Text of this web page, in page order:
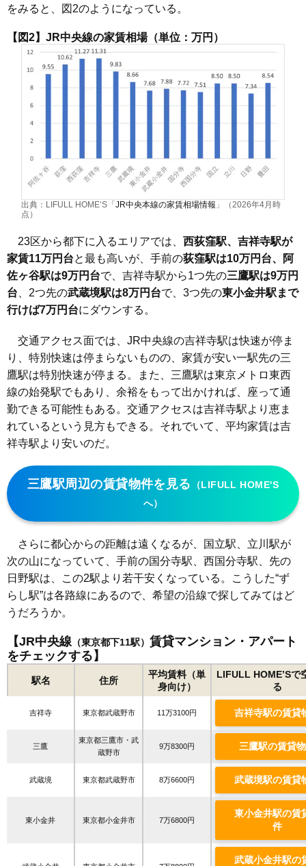
をみると、図2のようになっている。
【図2】JR中央線の家賃相場（単位：万円）
出典：LIFULL HOME‘S「JR中央本線の家賃相場情報 」（2026年4月時
点）
23区から都下に入るエリアでは、 西荻窪駅、吉祥寺駅が
家賃11万円台と最も高いが、手前の荻窪駅は10万円台、阿
佐ヶ谷駅は9万円台で、吉祥寺駅から1つ先の三鷹駅は9万円
台 、2つ先の武蔵境駅は8万円台で、3つ先の東小金井駅まで
行けば7万円台にダウンする。
交通アクセス面では、JR中央線の吉祥寺駅は快速が停ま
り、特別快速は停まらないものの、家賃が安い一駅先の三
鷹駅は特別快速が停まる。また、三鷹駅は東京メトロ東西
線の始発駅でもあり、余裕をもって出かければ、座って通
勤できる可能性もある。交通アクセスは吉祥寺駅より恵ま
れているという見方もできる。それでいて、平均家賃は吉
祥寺駅より安いのだ。
三鷹駅周辺の賃貸物件を見る
（LIFULL HOME'S
へ）
さらに都心からの距離は遠くなるが、国立駅、立川駅が
次の山になっていて、手前の国分寺駅、西国分寺駅、先の
日野駅は、この2駅より若干安くなっている。こうした“ず
らし駅”は各路線にあるので、希望の沿線で探してみてはど
うだろうか。
【JR中央線 （東京都下11駅） 賃貸マンション・アパート
をチェックする】
駅名 住所
平均賃料（単
身向け）
LIFULL HOME’Sで
る
吉祥寺 東京都武蔵野市 11万3100円 吉祥寺駅の賃貸
三鷹
東京都三鷹市・武
蔵野市
9万8300円 三鷹駅の賃貸
武蔵境 東京都武蔵野市 8万6600円 武蔵境駅の賃貸
東小金井 東京都小金井市 7万6800円
東小金井駅の賃
件
武蔵小金井駅の